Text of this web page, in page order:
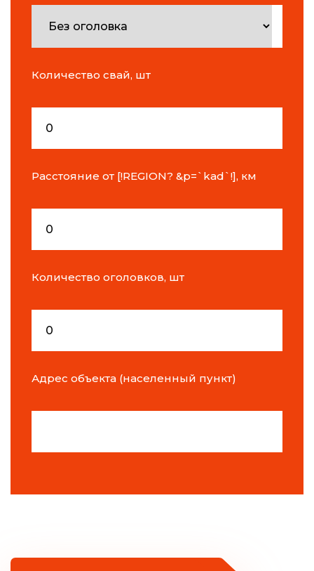
Количество свай, шт
Расстояние от [!REGION? &p=`kad`!], км
Количество оголовков, шт
Адрес объекта (населенный пункт)